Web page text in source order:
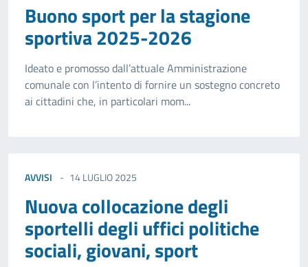
Buono sport per la stagione
sportiva 2025-2026
Ideato e promosso dall’attuale Amministrazione
comunale con l’intento di fornire un sostegno concreto
ai cittadini che, in particolari mom...
AVVISI 14 LUGLIO 2025
Nuova collocazione degli
sportelli degli uffici politiche
sociali, giovani, sport